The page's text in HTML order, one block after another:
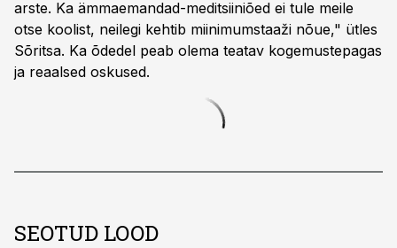
arste. Ka ämmaemandad-meditsiiniõed ei tule meile
otse koolist, neilegi kehtib miinimumstaaži nõue," ütles
Sõritsa. Ka õdedel peab olema teatav kogemustepagas
ja reaalsed oskused.
SEOTUD LOOD